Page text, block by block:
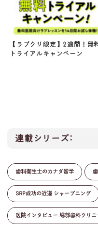
【ラプクリ限定】2週間！無
トライアルキャンペーン
連載シリーズ:
歯科衛生士のカナダ留学
SRP成功の近道 シャープニング
医院インタビュー 堀部歯科クリニ